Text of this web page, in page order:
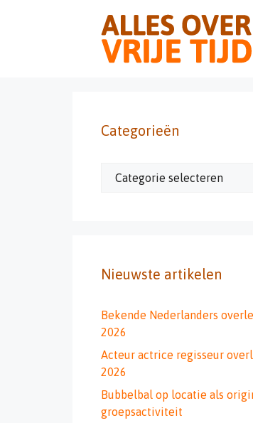
Categorieën
Categorieën
Nieuwste artikelen
Bekende Nederlanders
2026
Acteur actrice regisseur
2026
Bubbelbal op locatie als
groepsactiviteit